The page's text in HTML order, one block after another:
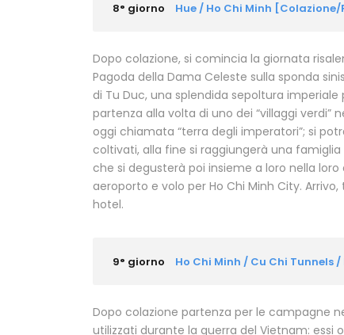
8° giorno Hue / Ho Chi Minh
Dopo colazione, si comincia la giornata
Pagoda della Dama Celeste sulla sponda
di Tu Duc, una splendida sepoltura
partenza alla volta di uno dei “villaggi verdi”
oggi chiamata “terra degli imperatori”; si
coltivati, alla fine si raggiungerà una
che si degusterà poi insieme a loro nella
aeroporto e volo per Ho Chi Minh City.
hotel.
9° giorno Ho Chi Minh / Cu Chi
Dopo colazione partenza per le campagne
utilizzati durante la guerra del Vietnam: essi